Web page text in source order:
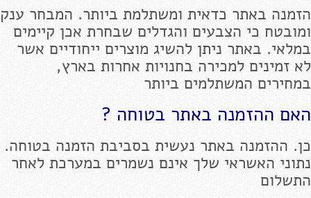
הזמנה באתר כדאית ומשתלמת ביותר. המבחר ענק
ומובטח כי הצבעים והגדלים שבחרת אכן קיימים
במלאי. באתר ניתן להשיג מוצרים ייחודיים אשר
לא זמינים למכירה בחנויות אחרות בארץ,
במחירים המשתלמים ביותר
האם ההזמנה באתר בטוחה ?
כן. ההזמנה באתר נעשית בסביבת הזמנה בטוחה.
נתוני האשראי שלך אינם נשמרים במערכת לאחר
התשלום